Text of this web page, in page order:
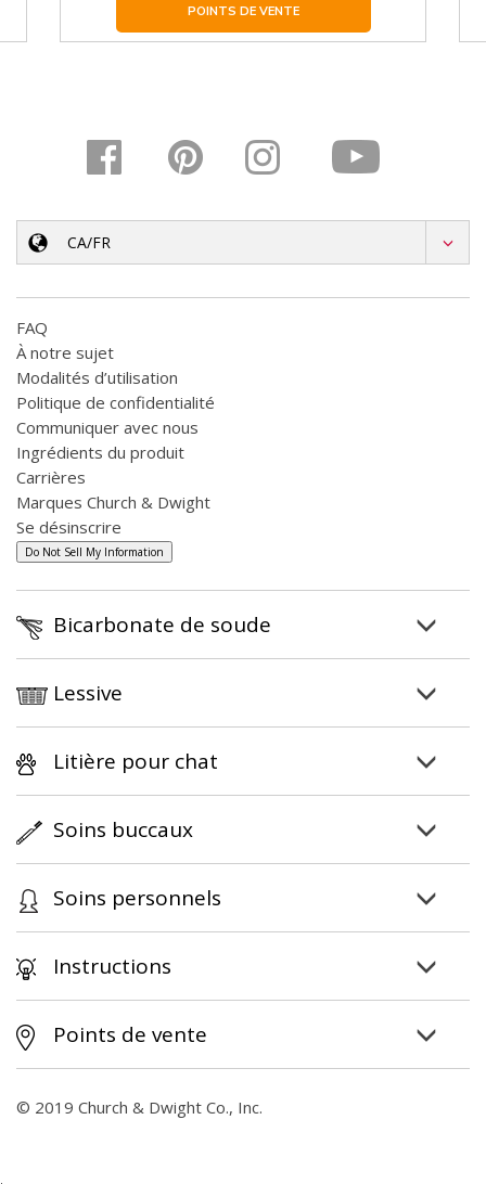
POINTS DE VENTE
CA/FR
FAQ
À notre sujet
Modalités d’utilisation
Politique de confidentialité
Communiquer avec nous
Ingrédients du produit
Carrières
Marques Church & Dwight
Se désinscrire
Do Not Sell My Information
Bicarbonate de soude
Lessive
Litière pour chat
Soins buccaux
Soins personnels
Instructions
Points de vente
© 2019 Church & Dwight Co., Inc.